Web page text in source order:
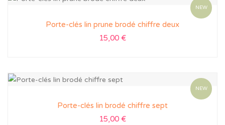
NEW
Porte-clés lin prune brodé chiffre deux
15,00 €
NEW
Porte-clés lin brodé chiffre sept
15,00 €